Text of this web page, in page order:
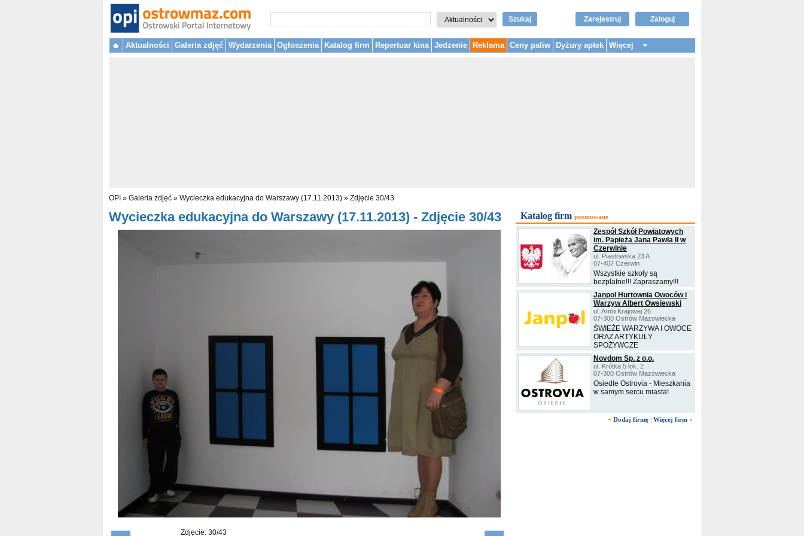
Szukaj Zaloguj
Zarejestruj
Aktualności Galeria zdjęć Wydarzenia Ogłoszenia Katalog firm Repertuar kina Jedzenie Reklama Ceny paliw Dyżury aptek Więcej
OPI » Galeria zdjęć » Wycieczka edukacyjna do Warszawy (17.11.2013) » Zdjęcie 30/43
Wycieczka edukacyjna do Warszawy (17.11.2013) - Zdjęcie 30/43
Zdjęcie: 30/43
Katalog firm promowane
Zespół Szkół Powiatowych
im. Papieża Jana Pawła II w
Czerwinie
ul. Piastowska 23 A
07-407 Czerwin
Wszystkie szkoły są
bezpłatne!!! Zapraszamy!!!
Janpol Hurtownia Owoców i
Warzyw Albert Owsiewski
ul. Armii Krajowej 26
07-300 Ostrów Mazowiecka
ŚWIEŻE WARZYWA I OWOCE
ORAZ ARTYKUŁY
SPOŻYWCZE
Novdom Sp. z o.o.
ul. Krótka 5 lok. 2
07-300 Ostrów Mazowiecka
Osiedle Ostrovia - Mieszkania
w samym sercu miasta!
+ Dodaj firmę | Więcej firm »